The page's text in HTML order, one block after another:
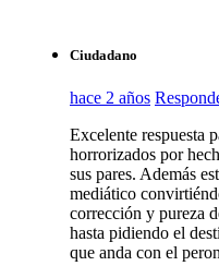
Ciudadano
hace 2 años
Excelente respuesta
horrorizados por
sus pares. Además
mediático
corrección y pureza
hasta pidiendo el
que anda con el